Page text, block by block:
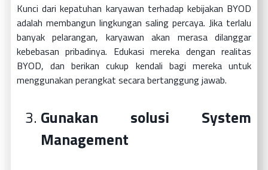
Kunci dari kepatuhan karyawan terhadap kebijakan BYOD
adalah membangun lingkungan saling percaya. Jika terlalu
banyak pelarangan, karyawan akan merasa dilanggar
kebebasan pribadinya. Edukasi mereka dengan realitas
BYOD, dan berikan cukup kendali bagi mereka untuk
menggunakan perangkat secara bertanggung jawab.
Gunakan solusi System
Management